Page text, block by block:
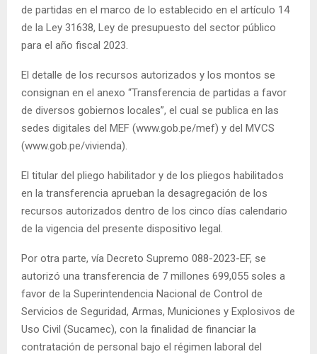
de partidas en el marco de lo establecido en el artículo 14
de la Ley 31638, Ley de presupuesto del sector público
para el año fiscal 2023.
El detalle de los recursos autorizados y los montos se
consignan en el anexo “Transferencia de partidas a favor
de diversos gobiernos locales”, el cual se publica en las
sedes digitales del MEF (www.gob.pe/mef) y del MVCS
(www.gob.pe/vivienda).
El titular del pliego habilitador y de los pliegos habilitados
en la transferencia aprueban la desagregación de los
recursos autorizados dentro de los cinco días calendario
de la vigencia del presente dispositivo legal.
Por otra parte, vía Decreto Supremo 088-2023-EF, se
autorizó una transferencia de 7 millones 699,055 soles a
favor de la Superintendencia Nacional de Control de
Servicios de Seguridad, Armas, Municiones y Explosivos de
Uso Civil (Sucamec), con la finalidad de financiar la
contratación de personal bajo el régimen laboral del